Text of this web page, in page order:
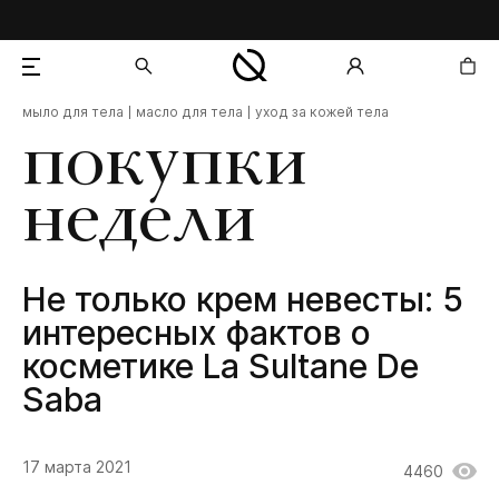
покупки
недели
Не только крем невесты: 5
интересных фактов о
косметике La Sultane De
Saba
мыло для тела масло для тела уход за кожей тела
17 марта 2021 4460